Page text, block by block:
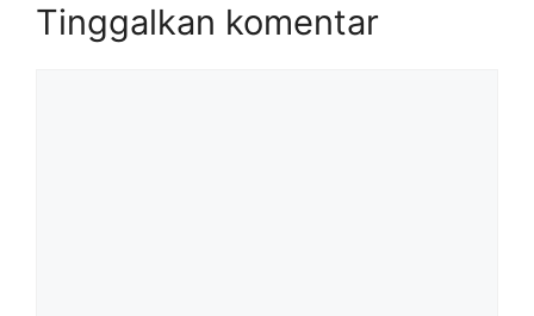
Tinggalkan komentar